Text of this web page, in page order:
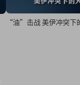
“油”击战 美伊冲突下